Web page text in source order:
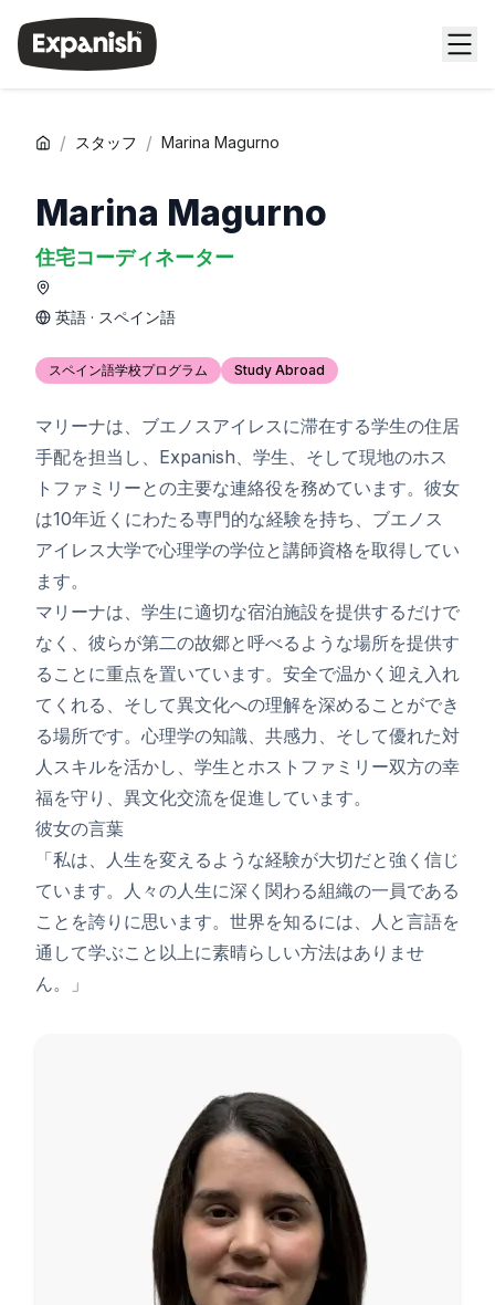
/ スタッフ / Marina Magurno
Marina Magurno
住宅コーディネーター
英語 · スペイン語
スペイン語学校プログラム Study Abroad
マリーナは、ブエノスアイレスに滞在する学生の住居
手配を担当し、Expanish、学生、そして現地のホス
トファミリーとの主要な連絡役を務めています。彼女
は10年近くにわたる専門的な経験を持ち、ブエノス
アイレス大学で心理学の学位と講師資格を取得してい
ます。
マリーナは、学生に適切な宿泊施設を提供するだけで
なく、彼らが第二の故郷と呼べるような場所を提供す
ることに重点を置いています。安全で温かく迎え入れ
てくれる、そして異文化への理解を深めることができ
る場所です。心理学の知識、共感力、そして優れた対
人スキルを活かし、学生とホストファミリー双方の幸
福を守り、異文化交流を促進しています。
彼女の言葉
「私は、人生を変えるような経験が大切だと強く信じ
ています。人々の人生に深く関わる組織の一員である
ことを誇りに思います。世界を知るには、人と言語を
通して学ぶこと以上に素晴らしい方法はありませ
ん。」